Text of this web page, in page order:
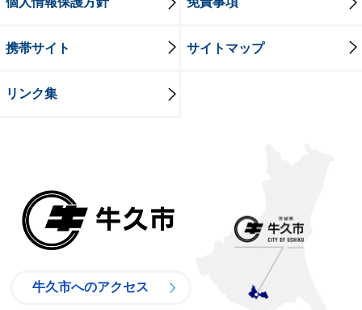
携帯サイト サイトマップ
リンク集
牛久市へのアクセス